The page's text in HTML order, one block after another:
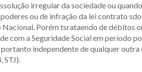
irregular da sociedade ou
ou de infração da lei contrato
Porém tsrataendo de débitos
com a Seguridade Social em período
independente de qualquer
STJ).